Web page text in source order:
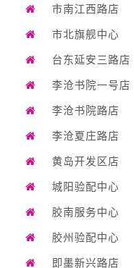
市南江西路店
市北旗舰中心
台东延安三路店
李沧书院一号店
李沧书院路店
李沧夏庄路店
黄岛开发区店
城阳验配中心
胶南服务中心
胶州验配中心
即墨新兴路店